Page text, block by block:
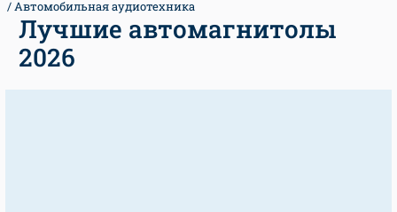
Автомобильная аудиотехника
Лучшие автомагнитолы
2026